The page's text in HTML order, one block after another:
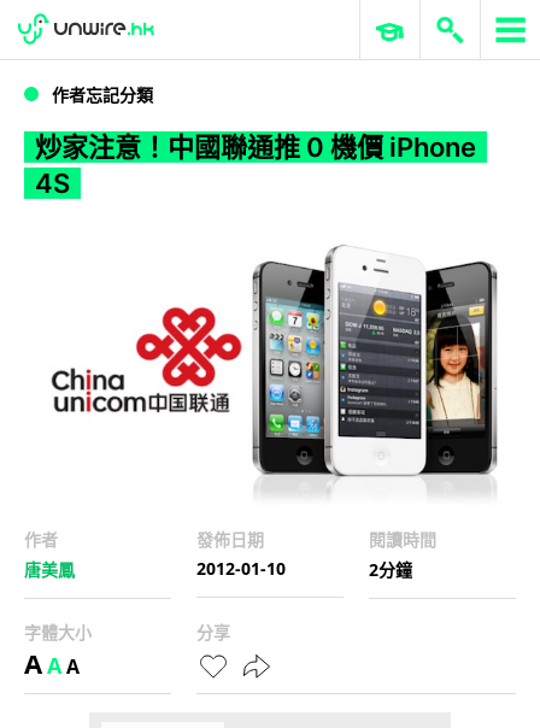
炒家注意！中國聯通推 0 機價 iPhone 4S
WWDC 2026 ERP 與商業 AI
作者忘記分類
炒家注意！中國聯通推 0 機價 iPhone
4S
作者
唐美鳳
發佈日期
2012-01-10
閱讀時間
2分鐘
字體大小
AAA
分享